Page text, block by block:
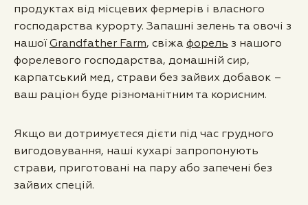
продуктах від місцевих фермерів і власного
господарства курорту. Запашні зелень та овочі з
нашої Grandfather Farm, свіжа форель з нашого
форелевого господарства, домашній сир,
карпатський мед, страви без зайвих добавок –
ваш раціон буде різноманітним та корисним.
Якщо ви дотримуєтеся дієти під час грудного
вигодовування, наші кухарі запропонують
страви, приготовані на пару або запечені без
зайвих спецій.